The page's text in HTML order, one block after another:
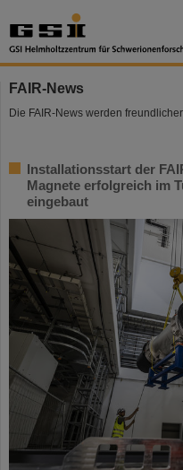
FAIR-News
Die FAIR-News werden
Installationsstart der
Magnete erfolgreich im
eingebaut